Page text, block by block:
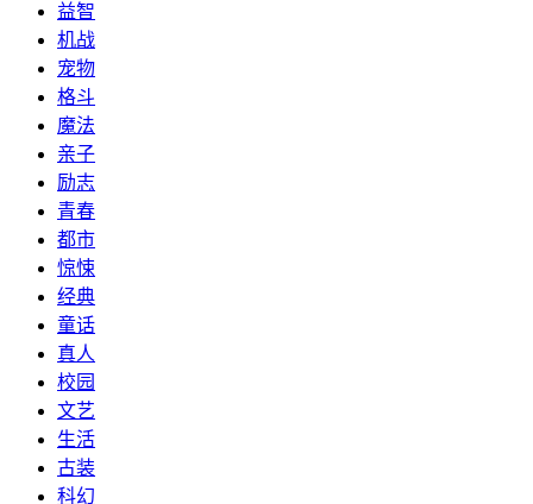
益智
机战
宠物
格斗
魔法
亲子
励志
青春
都市
惊悚
经典
童话
真人
校园
文艺
生活
古装
科幻